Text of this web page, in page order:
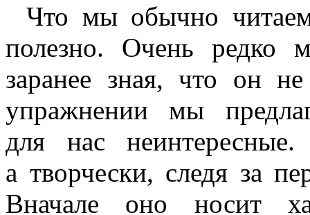
Что мы обычно
полезно. Очень редко
заранее зная, что он
упражнении мы
для нас
а творчески, следя за
Вначале оно носит